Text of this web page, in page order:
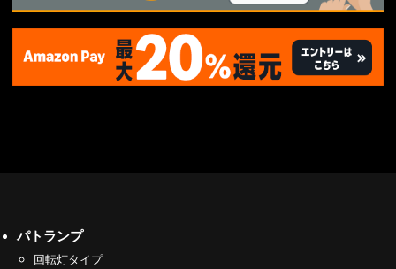
パトランプ
回転灯タイプ